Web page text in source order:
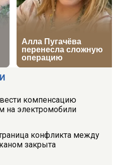
компенсацию
на электромобили
конфликта между
закрыта